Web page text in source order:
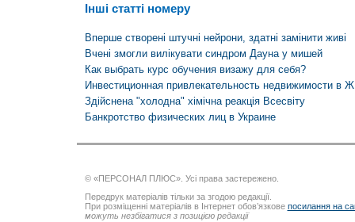
Інші статті номеру
Вперше створені штучні нейрони, здатні замінити живі
Вчені змогли вилікувати синдром Дауна у мишей
Как выбрать курс обучения визажу для себя?
Инвестиционная привлекательность недвижимости в
Здійснена "холодна" хімічна реакція Всесвіту
Банкротство физических лиц в Украине
© «ПЕРСОНАЛ ПЛЮС». Усі права застережено.
Передрук матеріалів тільки за згодою редакції.
При розміщенні матеріалів в Інтернет обов’язкове посилання на
можуть незбігатися з позицією редакції